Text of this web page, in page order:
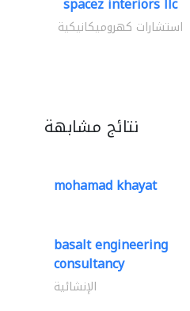
استشارات كهروميكانيكية
نتائج مشابهة
mohamad khayat
basalt engineering
consultancy
الإنشائية